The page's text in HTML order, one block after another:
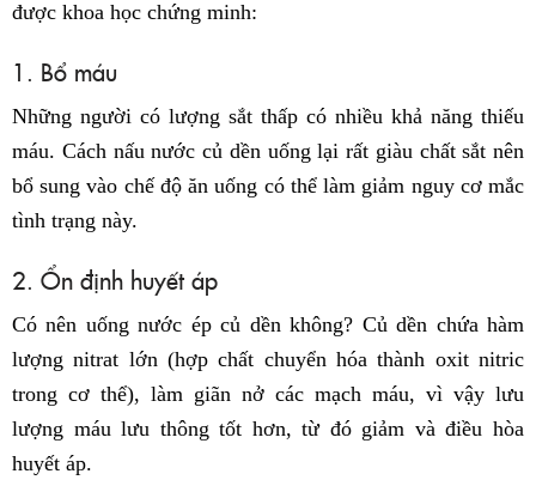
được khoa học chứng minh:
1. Bổ máu
Những người có lượng sắt thấp có nhiều khả năng thiếu
máu. Cách nấu nước củ dền uống lại rất giàu chất sắt nên
bổ sung vào chế độ ăn uống có thể làm giảm nguy cơ mắc
tình trạng này.
2. Ổn định huyết áp
Có nên uống nước ép củ dền không? Củ dền chứa hàm
lượng nitrat lớn (hợp chất chuyển hóa thành oxit nitric
trong cơ thể), làm giãn nở các mạch máu, vì vậy lưu
lượng máu lưu thông tốt hơn, từ đó giảm và điều hòa
huyết áp.